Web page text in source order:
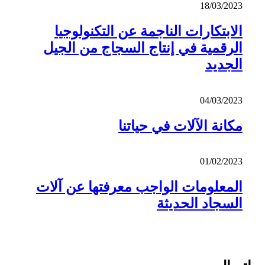
18/03/2023
الابتكارات الناجمة عن التكنولوجيا
الرقمية في إنتاج السجاج من الجيل
الجديد
04/03/2023
مكانة الآلات في حياتنا
01/02/2023
المعلومات الواجب معرفتها عن آلات
السجاد الحديثة